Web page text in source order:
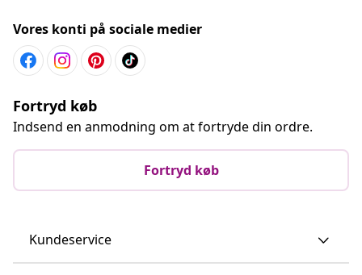
Vores konti på sociale medier
Fortryd køb
Indsend en anmodning om at fortryde din ordre.
Fortryd køb
Kundeservice